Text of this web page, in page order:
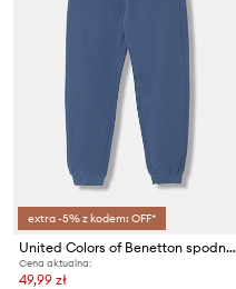
extra -5% z kodem: OFF*
United Colors of Benetton spodnie dresowe bawełniane dziecięce
Cena aktualna:
49,99 zł